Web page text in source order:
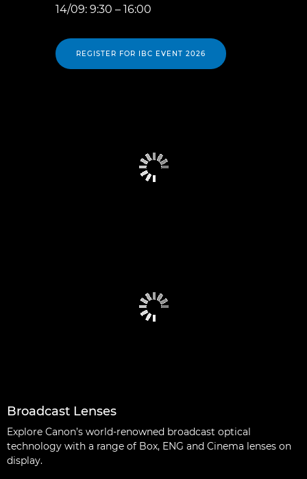
14/09: 9:30 – 16:00
REGISTER FOR IBC EVENT 2026
Broadcast Lenses
Explore Canon’s world-renowned broadcast optical
technology with a range of Box, ENG and Cinema lenses on
display.